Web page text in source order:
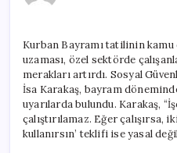
Kurban Bayramı tatilinin kamu
uzaması, özel sektörde
merakları artırdı. Sosyal
İsa Karakaş, bayram
uyarılarda bulundu. Karakaş,
çalıştırılamaz. Eğer çalışırsa,
kullanırsın’ teklifi ise yasal